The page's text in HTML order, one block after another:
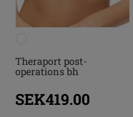
Theraport post-
operations bh
SEK419.00